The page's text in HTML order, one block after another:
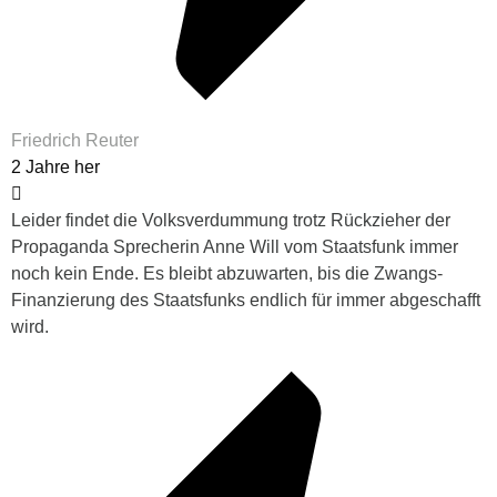
Friedrich Reuter
2 Jahre her
Leider findet die Volksverdummung trotz Rückzieher der
Propaganda Sprecherin Anne Will vom Staatsfunk immer
noch kein Ende. Es bleibt abzuwarten, bis die Zwangs-
Finanzierung des Staatsfunks endlich für immer abgeschafft
wird.